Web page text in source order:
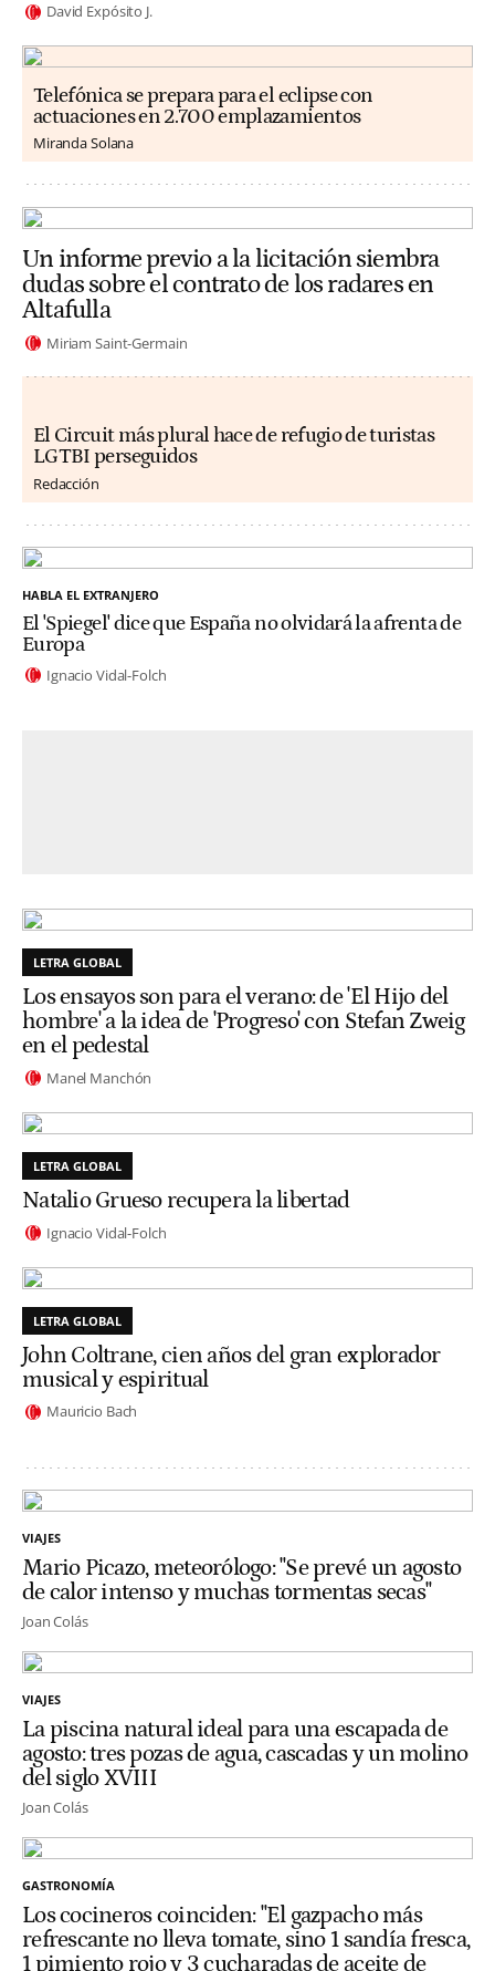
David Expósito J.
Telefónica se prepara para el eclipse con
actuaciones en 2.700 emplazamientos
Miranda Solana
Un informe previo a la licitación siembra
dudas sobre el contrato de los radares en
Altafulla
Miriam Saint-Germain
El Circuit más plural hace de refugio de turistas
LGTBI perseguidos
Redacción
HABLA EL EXTRANJERO
El 'Spiegel' dice que España no olvidará la afrenta de
Europa
Ignacio Vidal-Folch
LETRA GLOBAL
Los ensayos son para el verano: de 'El Hijo del
hombre' a la idea de 'Progreso' con Stefan Zweig
en el pedestal
Manel Manchón
LETRA GLOBAL
Natalio Grueso recupera la libertad
Ignacio Vidal-Folch
LETRA GLOBAL
John Coltrane, cien años del gran explorador
musical y espiritual
Mauricio Bach
VIAJES
Mario Picazo, meteorólogo: "Se prevé un agosto
de calor intenso y muchas tormentas secas"
Joan Colás
VIAJES
La piscina natural ideal para una escapada de
agosto: tres pozas de agua, cascadas y un molino
del siglo XVIII
Joan Colás
GASTRONOMÍA
Los cocineros coinciden: "El gazpacho más
refrescante no lleva tomate, sino 1 sandía fresca,
1 pimiento rojo y 3 cucharadas de aceite de